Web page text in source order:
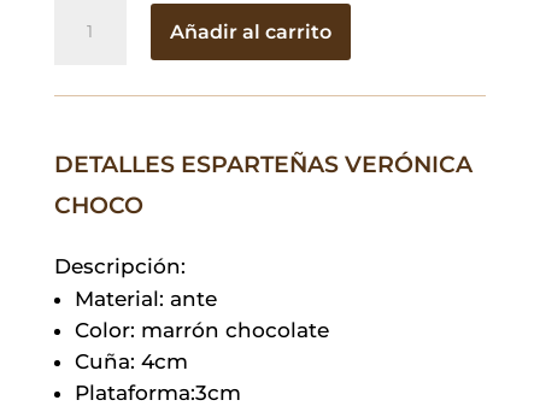
Esparteñas
Añadir al carrito
DETALLES ESPARTEÑAS VERÓNICA
CHOCO
Descripción:
Material: ante
Color: marrón chocolate
Cuña: 4cm
Plataforma:3cm